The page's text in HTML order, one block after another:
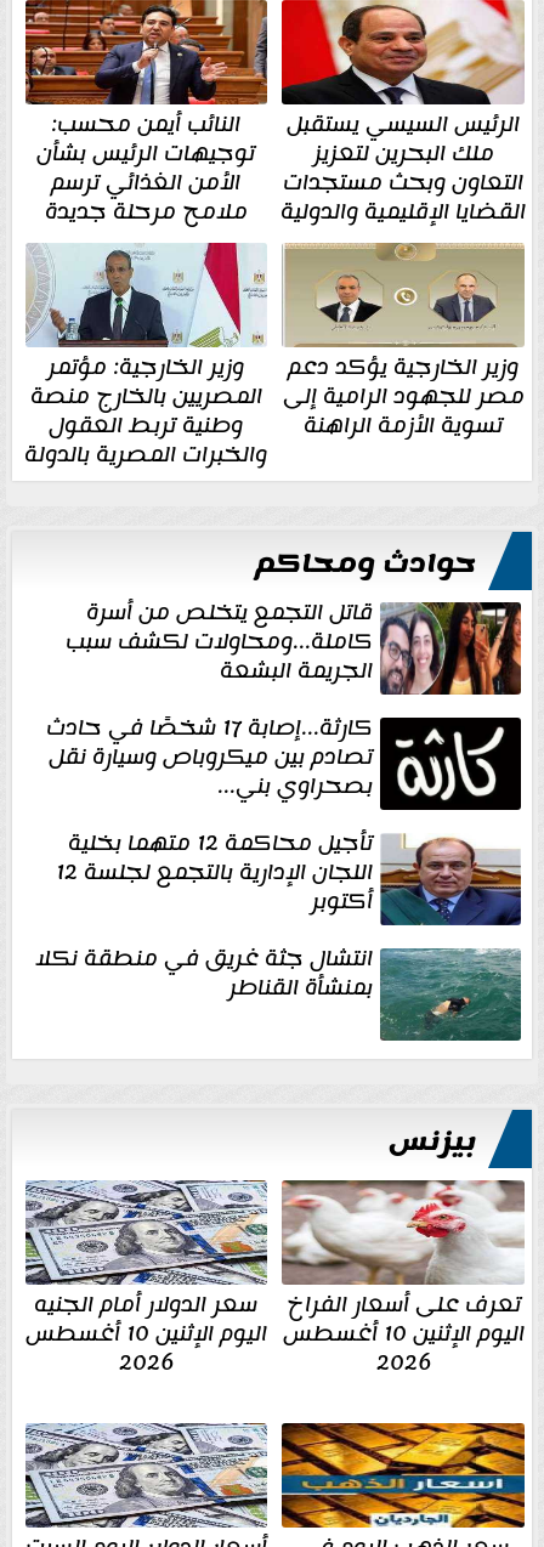
الرئيس السيسي يستقبل
ملك البحرين لتعزيز
التعاون وبحث مستجدات
القضايا الإقليمية والدولية
النائب أيمن محسب:
توجيهات الرئيس بشأن
الأمن الغذائي ترسم
ملامح مرحلة جديدة
وزير الخارجية يؤكد دعم
مصر للجهود الرامية إلى
تسوية الأزمة الراهنة
وزير الخارجية: مؤتمر
المصريين بالخارج منصة
وطنية تربط العقول
والخبرات المصرية بالدولة
حوادث ومحاكم
قاتل التجمع يتخلص من أسرة
كاملة...ومحاولات لكشف سبب
الجريمة البشعة
كارثة...إصابة 17 شخصًا في حادث
تصادم بين ميكروباص وسيارة نقل
بصحراوي بني...
تأجيل محاكمة 12 متهما بخلية
اللجان الإدارية بالتجمع لجلسة 12
أكتوبر
انتشال جثة غريق في منطقة نكلا
بمنشأة القناطر
بيزنس
تعرف على أسعار الفراخ
اليوم الإثنين 10 أغسطس
2026
سعر الدولار أمام الجنيه
اليوم الإثنين 10 أغسطس
2026